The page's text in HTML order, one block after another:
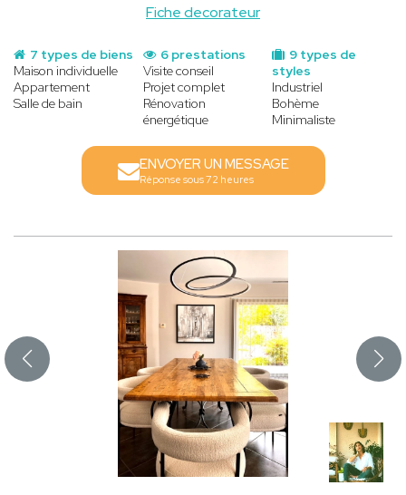
Fiche decorateur
7 types de biens
Maison individuelle
Appartement
Salle de bain
9 types de
styles
Industriel
Bohème
Minimaliste
6 prestations
Visite conseil
Projet complet
Rénovation
énergétique
ENVOYER UN MESSAGE
Réponse sous 72 heures